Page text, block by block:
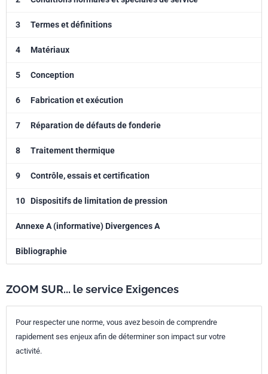
3 Termes et définitions
4 Matériaux
5 Conception
6 Fabrication et exécution
7 Réparation de défauts de fonderie
8 Traitement thermique
9 Contrôle, essais et certification
10 Dispositifs de limitation de pression
Annexe A (informative) Divergences A
Bibliographie
ZOOM SUR... le service Exigences
Pour respecter une norme, vous avez besoin de comprendre
rapidement ses enjeux afin de déterminer son impact sur votre
activité.